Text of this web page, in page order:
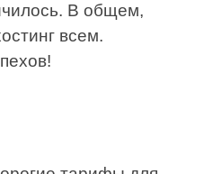
В общем,
всем.